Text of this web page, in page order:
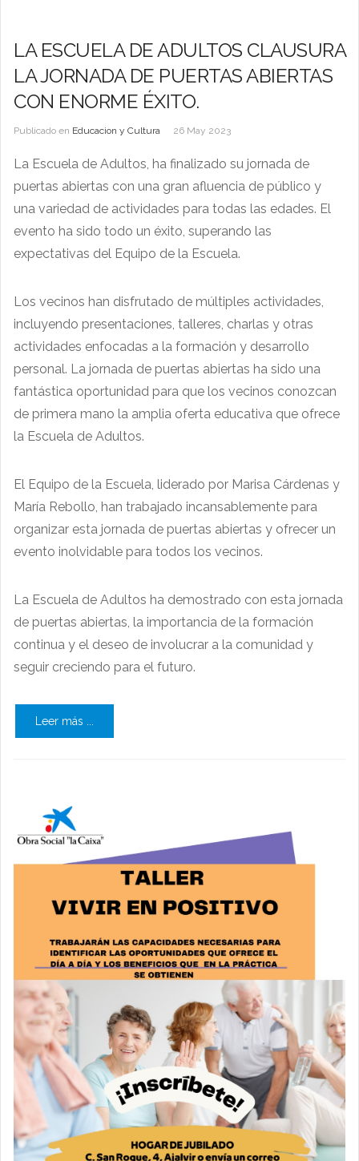
LA ESCUELA DE ADULTOS CLAUSURA
LA JORNADA DE PUERTAS ABIERTAS
CON ENORME ÉXITO.
Publicado en Educacion y Cultura 26 May 2023
La Escuela de Adultos, ha finalizado su jornada de
puertas abiertas con una gran afluencia de público y
una variedad de actividades para todas las edades. El
evento ha sido todo un éxito, superando las
expectativas del Equipo de la Escuela.
Los vecinos han disfrutado de múltiples actividades,
incluyendo presentaciones, talleres, charlas y otras
actividades enfocadas a la formación y desarrollo
personal. La jornada de puertas abiertas ha sido una
fantástica oportunidad para que los vecinos conozcan
de primera mano la amplia oferta educativa que ofrece
la Escuela de Adultos.
El Equipo de la Escuela, liderado por Marisa Cárdenas y
María Rebollo, han trabajado incansablemente para
organizar esta jornada de puertas abiertas y ofrecer un
evento inolvidable para todos los vecinos.
La Escuela de Adultos ha demostrado con esta jornada
de puertas abiertas, la importancia de la formación
continua y el deseo de involucrar a la comunidad y
seguir creciendo para el futuro.
Leer más ...